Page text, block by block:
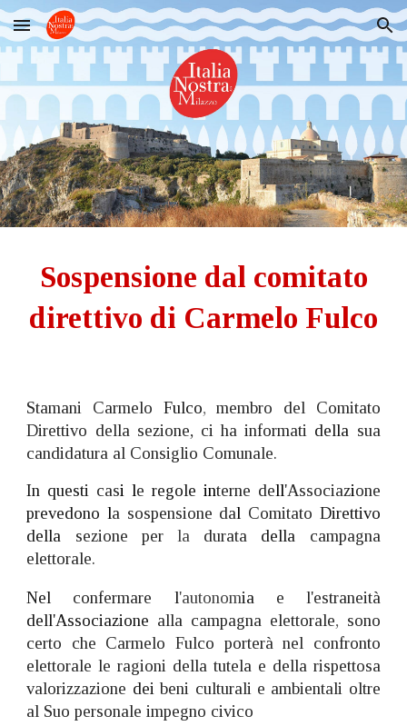
Skip to main content Skip to navigation
Sospensione dal comitato
direttivo di Carmelo Fulco
Stamani Carmelo Fulco,membro del Comitato
Direttivo della sezione, ci ha informati della sua
candidatura al Consiglio Comunale.
In questi casi le regole interne dell'Associazione
prevedonola sospensione dal Comitato Direttivo
della sezione perla durata della campagna
elettorale.
Nel confermare l'autonomia e l'estraneità
dell'Associazione alla campagna elettorale, sono
certo che Carmelo Fulco porterà nel confronto
elettorale le ragioni della tutela e della rispettosa
valorizzazione deibeni culturali e ambientali oltre
al Suo personale impegno civico